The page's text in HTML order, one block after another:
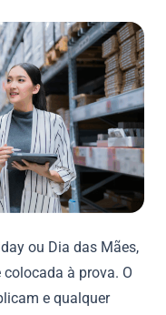
ou Dia das Mães,
à prova. O
e qualquer